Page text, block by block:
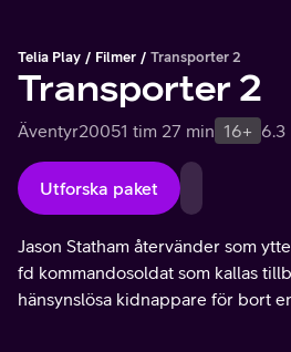
Telia Play Filmer Transporter 2
Transporter 2
Äventyr20051 tim 27 min 16+ 6.3
Utforska paket
Jason Statham återvänder som
fd kommandosoldat som kallas
hänsynslösa kidnappare för bort